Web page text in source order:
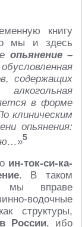
книгу
мы и здесь
опьянение –
содержащих
в форме
клиническим
опьянения:
5
ин-ток-си-ка-
. В таком
мы вправе
водочные
структуры,
России, ибо